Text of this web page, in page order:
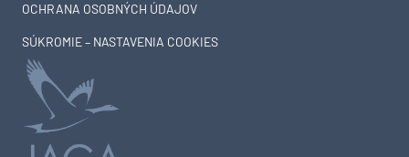
OCHRANA OSOBNÝCH ÚDAJOV
SÚKROMIE – NASTAVENIA COOKIES